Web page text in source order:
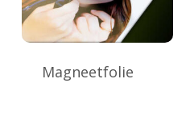
Magneetfolie